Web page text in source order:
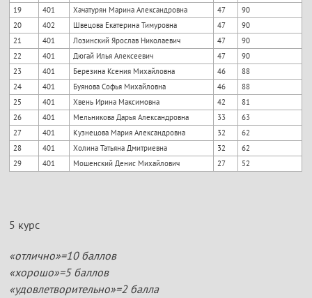
19
401 Хачатурян Марина Александровна 47
90
20
402 Швецова Екатерина Тимуровна 47
90
21
401 Лозинский Ярослав Николаевич 47
90
22
401 Дюгай Илья Алексеевич 47
90
23
401 Березина Ксения Михайловна 46
88
24
401 Буянова Софья Михайловна 46
88
25
401 Хвень Ирина Максимовна 42
81
26
401 Мельникова Дарья Александровна 33
63
27
401 Кузнецова Мария Александровна 32
62
28
401 Холина Татьяна Дмитриевна 32
62
29
401 Мошенский Денис Михайлович 27 52
5 курс
«отлично»=10 баллов
«хорошо»=5 баллов
«удовлетворительно»=2 балла